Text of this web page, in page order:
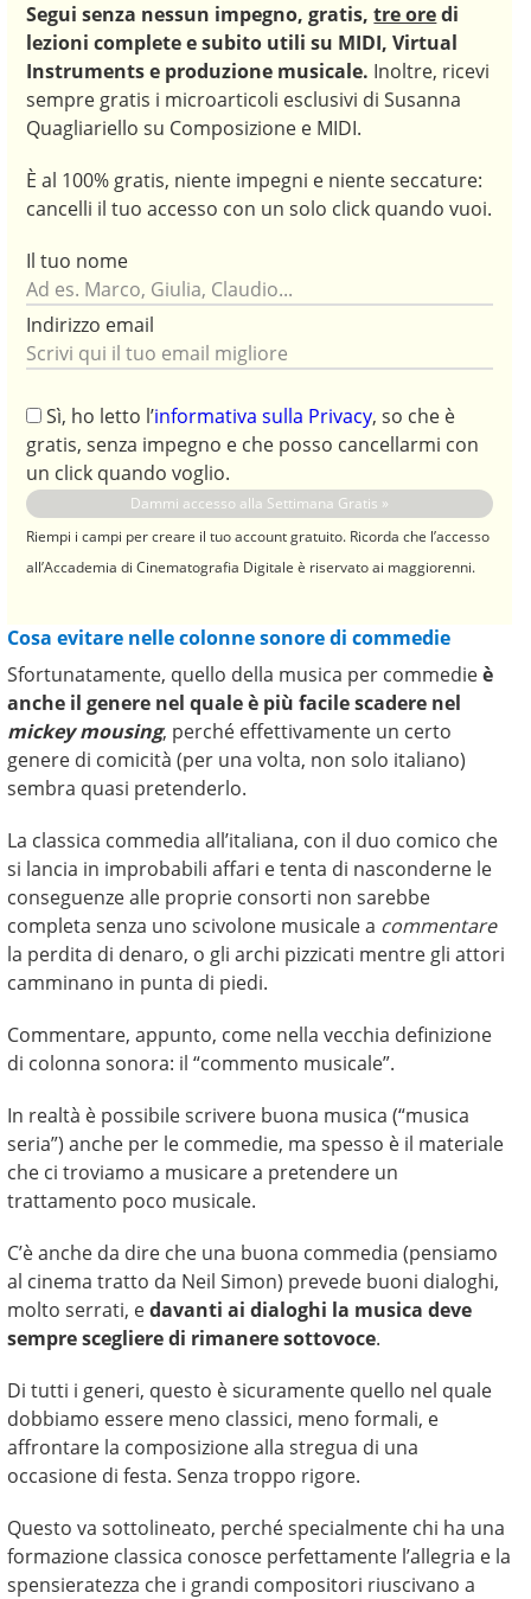
Segui senza nessun impegno,gratis,tre oredi
lezioni complete e subito utili su MIDI, Virtual
Instruments e produzione musicale. Inoltre, ricevi
sempre gratis i microarticoli esclusivi di Susanna
Quagliariello su Composizione e MIDI.
È al 100% gratis, niente impegni e niente seccature:
cancelli il tuo accesso con un solo click quando vuoi.
Il tuo nome
Indirizzo email
Sì, ho letto l’informativa sulla Privacy, so che è
gratis, senza impegno e che posso cancellarmi con
un click quando voglio.
Riempi i campi per creare il tuo account gratuito. Ricorda che l’accesso
all’Accademia di Cinematografia Digitale è riservato ai maggiorenni.
Cosa evitare nelle colonne sonore di commedie
Sfortunatamente, quello della musica per commedieè
anche il genere nel quale è più facile scadere nel
mickey mousing, perché effettivamente un certo
genere di comicità (per una volta, non solo italiano)
sembra quasi pretenderlo.
La classica commedia all’italiana, con il duo comico che
si lancia in improbabili affari e tenta di nasconderne le
conseguenze alle proprie consorti non sarebbe
completa senza uno scivolone musicale a commentare
la perdita di denaro, o gli archi pizzicati mentre gli attori
camminano in punta di piedi.
Commentare, appunto, come nella vecchia definizione
di colonna sonora: il “commento musicale”.
In realtà è possibile scrivere buona musica (“musica
seria”) anche per le commedie, ma spesso è il materiale
che ci troviamo a musicare a pretendere un
trattamento poco musicale.
C’è anche da dire che una buona commedia (pensiamo
al cinema tratto da Neil Simon) prevede buoni dialoghi,
molto serrati, edavanti ai dialoghi la musica deve
sempre scegliere di rimanere sottovoce.
Di tutti i generi, questo è sicuramente quello nel quale
dobbiamo essere meno classici, meno formali, e
affrontare la composizione alla stregua di una
occasione di festa. Senza troppo rigore.
Questo va sottolineato, perché specialmente chi ha una
formazione classica conosce perfettamente l’allegria e la
spensieratezza che i grandi compositori riuscivano a